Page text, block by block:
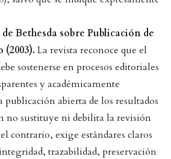
Bethesda sobre Publicación de
(2003). La revista reconoce que el
sostenerse en procesos editoriales
y académicamente
publicación abierta de los resultados
no sustituye ni debilita la revisión
contrario, exige estándares claros
trazabilidad, preservación